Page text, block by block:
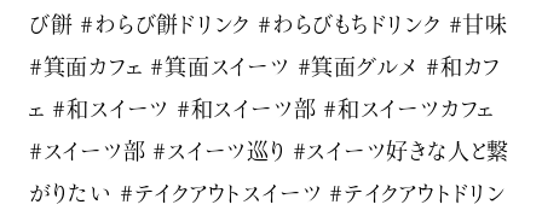
び餅 #わらび餅ドリンク #わらびもちドリンク #甘味
#箕面カフェ #箕面スイーツ #箕面グルメ #和カフ
ェ #和スイーツ #和スイーツ部 #和スイーツカフェ
#スイーツ部 #スイーツ巡り #スイーツ好きな人と繋
がりたい #テイクアウトスイーツ #テイクアウトドリン